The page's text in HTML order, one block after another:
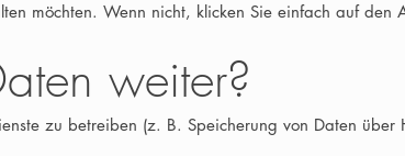
möchten. Wenn nicht, klicken Sie einfach auf den
weiter?
zu betreiben (z. B. Speicherung von Daten über